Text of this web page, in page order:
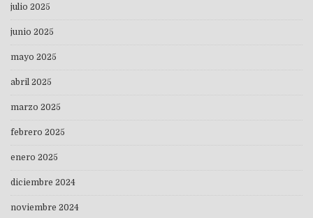
julio 2025
junio 2025
mayo 2025
abril 2025
marzo 2025
febrero 2025
enero 2025
diciembre 2024
noviembre 2024